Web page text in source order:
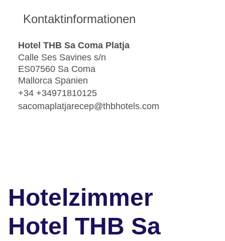
Kontaktinformationen
Hotel THB Sa Coma Platja
Calle Ses Savines s/n
ES07560 Sa Coma
Mallorca Spanien
+34 +34971810125
sacomaplatjarecep@thbhotels.com
Hotelzimmer
Hotel THB Sa